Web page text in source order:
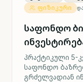
ფიზიკური
საფონდო
პრაქტიკული 5-
საფონდო
გრძელვადიან